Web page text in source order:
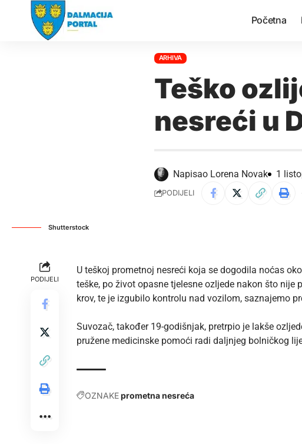
Početna
ARHIVA
Teško
nesreći u
Napisao Lorena Novak 1
PODIJELI
Shutterstock
PODIJELI
U teškoj prometnoj nesreći koja se dogodila noćas
teške, po život opasne tjelesne ozljede nakon što
krov, te je izgubilo kontrolu nad vozilom, saznajemo
Suvozač, također 19-godišnjak, pretrpio je lakše
pružene medicinske pomoći radi daljnjeg bolničkog
OZNAKEprometna nesreća